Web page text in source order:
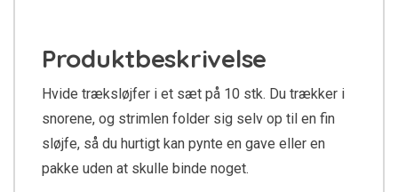
Produktbeskrivelse
Hvide træksløjfer i et sæt på 10 stk. Du trækker i
snorene, og strimlen folder sig selv op til en fin
sløjfe, så du hurtigt kan pynte en gave eller en
pakke uden at skulle binde noget.